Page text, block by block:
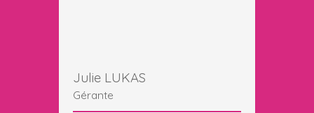
Julie LUKAS
Gérante